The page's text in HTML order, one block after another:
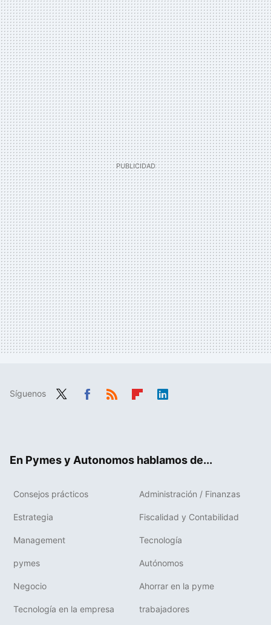
Síguenos
En Pymes y Autonomos hablamos de...
Consejos prácticos Administración / Finanzas
Estrategia Fiscalidad y Contabilidad
Management Tecnología
pymes Autónomos
Negocio Ahorrar en la pyme
Tecnología en la empresa trabajadores